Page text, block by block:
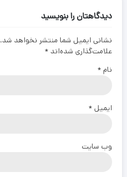
دیدگاهتان را بنویسید
نشانی ایمیل شما منتشر نخواهد شد.
علامت‌گذاری شده‌اند *
نام*
ایمیل*
وب‌ سایت